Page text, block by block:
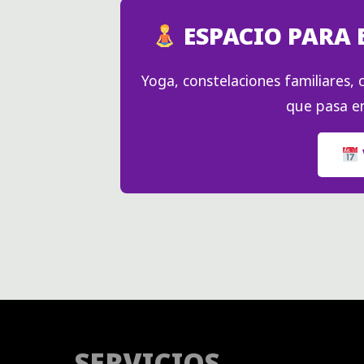
ESPACIO PARA
Yoga, constelaciones
que pasa